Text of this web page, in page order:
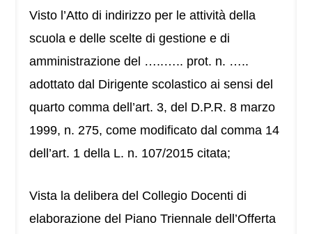
Visto l’Atto di indirizzo per le attività della
scuola e delle scelte di gestione e di
amministrazione del …..….. prot. n. …..
adottato dal Dirigente scolastico ai sensi del
quarto comma dell’art. 3, del D.P.R. 8 marzo
1999, n. 275, come modificato dal comma 14
dell’art. 1 della L. n. 107/2015 citata;
Vista la delibera del Collegio Docenti di
elaborazione del Piano Triennale dell’Offerta